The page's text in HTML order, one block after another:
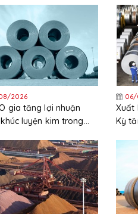
cao
2026
gia tăng lợi nhuận
luyện kim trong
Xuất
Kỳ